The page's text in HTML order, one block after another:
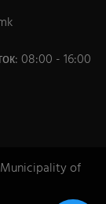
08:00 - 16:00
of